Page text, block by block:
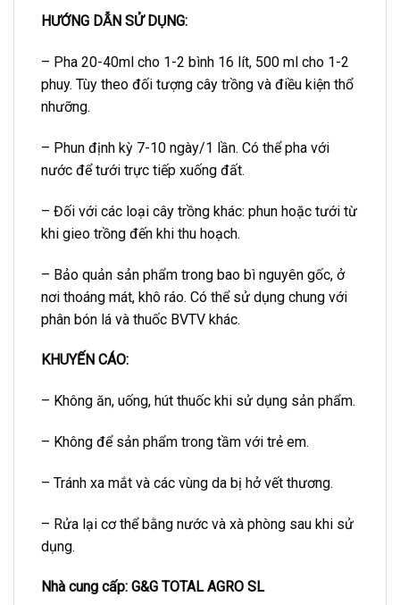
HƯỚNG DẪN SỬ DỤNG:
– Pha 20-40ml cho 1-2 bình 16 lít, 500 ml cho 1-2
phuy. Tùy theo đối tượng cây trồng và điều kiện thổ
nhưỡng.
– Phun định kỳ 7-10 ngày/1 lần. Có thể pha với
nước để tưới trực tiếp xuống đất.
– Đối với các loại cây trồng khác: phun hoặc tưới từ
khi gieo trồng đến khi thu hoạch.
– Bảo quản sản phẩm trong bao bì nguyên gốc, ở
nơi thoáng mát, khô ráo. Có thể sử dụng chung với
phân bón lá và thuốc BVTV khác.
KHUYẾN CÁO:
– Không ăn, uống, hút thuốc khi sử dụng sản phẩm.
– Không để sản phẩm trong tầm với trẻ em.
– Tránh xa mắt và các vùng da bị hở vết thương.
– Rửa lại cơ thể bằng nước và xà phòng sau khi sử
dụng.
Nhà cung cấp: G&G TOTAL AGRO SL